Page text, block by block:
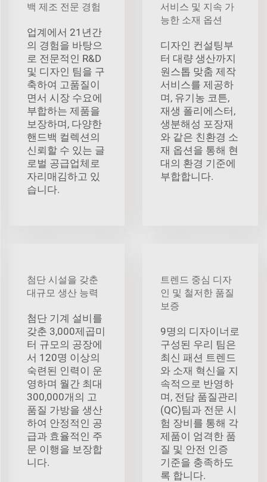
백 제조 전문 경험
업계에서 21년간
의 경험을 바탕으
로 전문적인 R&D
및 디자인 팀을 구
축하여 고품질이
면서 시장 수요에
부합하는 제품을
보장하며, 다양한
핸드백 컬렉션의
신뢰할 수 있는 글
로벌 공급업체로
자리매김하고 있
습니다.
서비스 및 지속 가
능한 소재 옵션
디자인 컨설팅부
터 대량 생산까지
원스톱 맞춤 제작
서비스를 제공하
며, 유기농 코튼,
재생 폴리에스터,
생분해성 포장재
와 같은 친환경 소
재 옵션을 통해 현
대의 환경 기준에
부합합니다.
첨단 시설을 갖춘
대규모 생산 능력
첨단 기계 설비를
갖춘 3,000제곱미
터 규모의 공장에
서 120명 이상의
숙련된 인력이 운
영하며 월간 최대
300,000개의 고
품질 가방을 생산
하여 안정적인 공
급과 효율적인 주
문 이행을 보장합
니다.
트렌드 중심 디자
인 및 철저한 품질
보증
9명의 디자이너로
구성된 우리 팀은
최신 패션 트렌드
와 소재 혁신을 지
속적으로 반영하
며, 전담 품질관리
(QC)팀과 전문 시
험 장비를 통해 각
제품이 엄격한 품
질 및 안전 인증
기준을 충족하도
록 합니다.